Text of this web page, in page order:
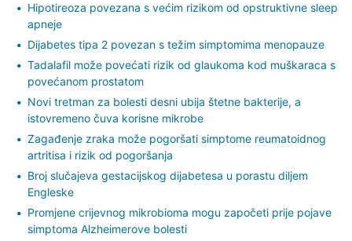
Hipotireoza povezana s većim rizikom od opstruktivne sleep
apneje
Dijabetes tipa 2 povezan s težim simptomima menopauze
Tadalafil može povećati rizik od glaukoma kod muškaraca s
povećanom prostatom
Novi tretman za bolesti desni ubija štetne bakterije, a
istovremeno čuva korisne mikrobe
Zagađenje zraka može pogoršati simptome reumatoidnog
artritisa i rizik od pogoršanja
Broj slučajeva gestacijskog dijabetesa u porastu diljem
Engleske
Promjene crijevnog mikrobioma mogu započeti prije pojave
simptoma Alzheimerove bolesti